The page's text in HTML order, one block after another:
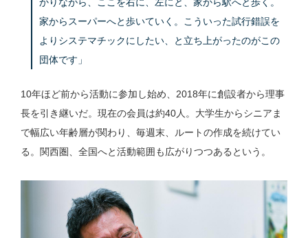
家からスーパーへと歩いていく。こういった試行錯誤を
よりシステマチックにしたい、と立ち上がったのがこの
団体です」
10年ほど前から活動に参加し始め、2018年に創設者から理事
長を引き継いだ。現在の会員は約40人。大学生からシニアま
で幅広い年齢層が関わり、毎週末、ルートの作成を続けてい
る。関西圏、全国へと活動範囲も広がりつつあるという。